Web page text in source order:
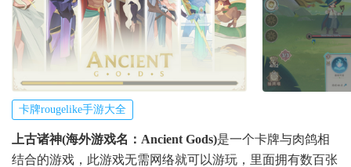
卡牌rougelike手游大全
上古诸神(海外游戏名：Ancient Gods)是一个卡牌与肉鸽相
结合的游戏，此游戏无需网络就可以游玩，里面拥有数百张